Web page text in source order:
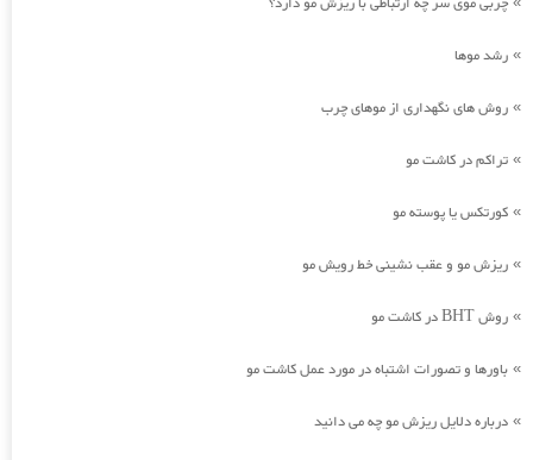
» رشد موها
» روش های نگهداری از موهای چرب
» تراکم در کاشت مو
» کورتکس یا پوسته مو
» ریزش مو و عقب نشینی خط رویش مو
» روش BHT در کاشت مو
» باورها و تصورات اشتباه در مورد عمل کاشت مو
» درباره دلایل ریزش مو چه می دانید